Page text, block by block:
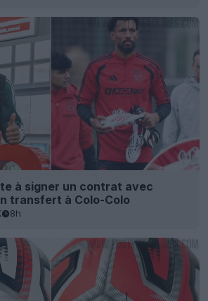
à signer un contrat avec
transfert à Colo-Colo
8h